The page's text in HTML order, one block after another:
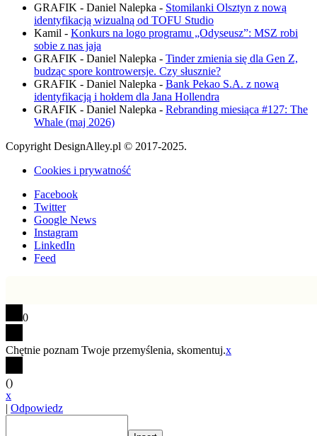
GRAFIK - Daniel Nalepka - Stomilanki Olsztyn z nową
identyfikacją wizualną od TOFU Studio
Kamil - Konkurs na logo programu „Odyseusz”: MSZ robi
sobie z nas jaja
GRAFIK - Daniel Nalepka - Tinder zmienia się dla Gen Z,
budząc spore kontrowersje. Czy słusznie?
GRAFIK - Daniel Nalepka - Bank Pekao S.A. z nową
identyfikacją i hołdem dla Jana Hollendra
GRAFIK - Daniel Nalepka - Rebranding miesiąca #127: The
Whale (maj 2026)
Copyright DesignAlley.pl © 2017-2025.
Cookies i prywatność
Facebook
Twitter
Google News
Instagram
LinkedIn
Feed
0
Chętnie poznam Twoje przemyślenia, skomentuj.x
()
x
| Odpowiedz